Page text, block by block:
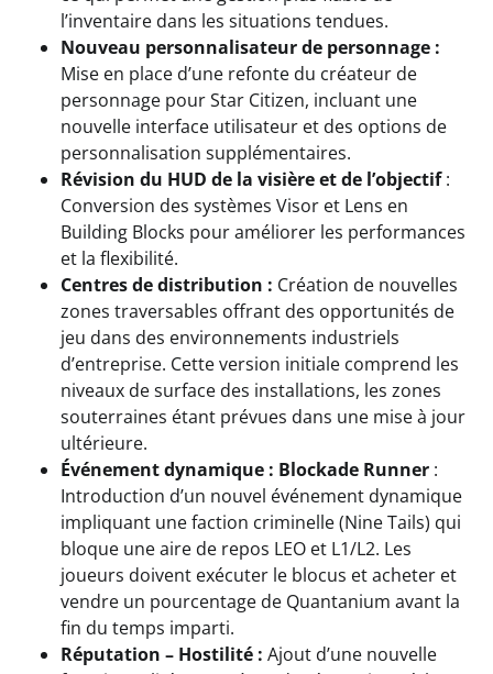
l’inventaire dans les situations tendues.
Nouveau personnalisateur de personnage :
Mise en place d’une refonte du créateur de
personnage pour Star Citizen, incluant une
nouvelle interface utilisateur et des options de
personnalisation supplémentaires.
Révision du HUD de la visière et de l’objectif:
Conversion des systèmes Visor et Lens en
Building Blocks pour améliorer les performances
et la flexibilité.
Centres de distribution : Création de nouvelles
zones traversables offrant des opportunités de
jeu dans des environnements industriels
d’entreprise. Cette version initiale comprend les
niveaux de surface des installations, les zones
souterraines étant prévues dans une mise à jour
ultérieure.
Événement dynamique : Blockade Runner :
Introduction d’un nouvel événement dynamique
impliquant une faction criminelle (Nine Tails) qui
bloque une aire de repos LEO et L1/L2. Les
joueurs doivent exécuter le blocus et acheter et
vendre un pourcentage de Quantanium avant la
fin du temps imparti.
Réputation – Hostilité : Ajout d’une nouvelle